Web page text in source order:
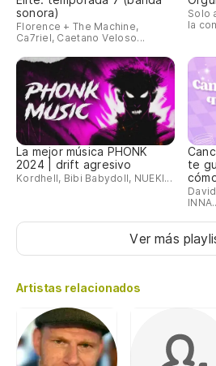
sonora)
Florence + The Machine,
Ca7riel, Caetano Veloso...
Solo
la
La mejor música PHONK
2024 | drift agresivo
Kordhell, Bibi Babydoll, NUEKI...
te
Ver más
Artistas relacionados